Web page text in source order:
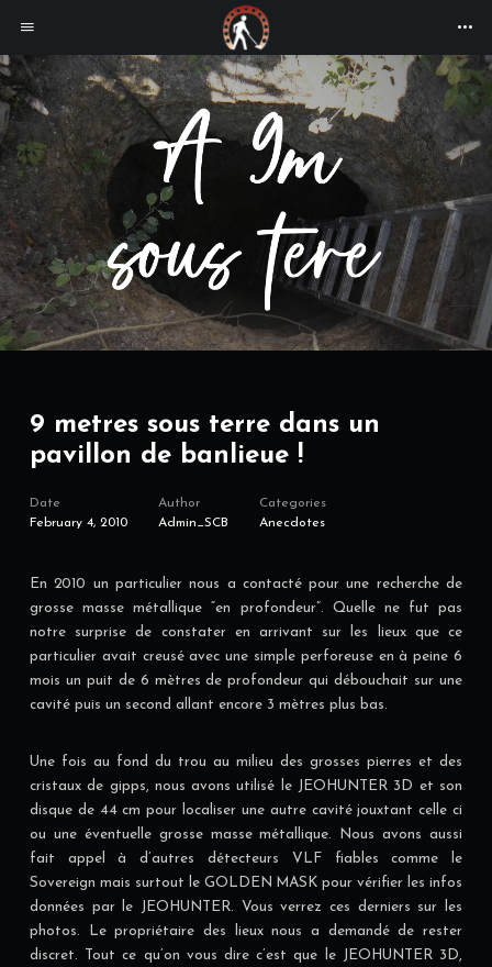
9 metres sous terre dans un
pavillon de banlieue !
Date
February 4, 2010
Author
Admin_SCB
Categories
Anecdotes
En 2010 un particulier nous a contacté pour une recherche de
grosse masse métallique “en profondeur”. Quelle ne fut pas
notre surprise de constater en arrivant sur les lieux que ce
particulier avait creusé avec une simple perforeuse en à peine 6
mois un puit de 6 mètres de profondeur qui débouchait sur une
cavité puis un second allant encore 3 mètres plus bas.
Une fois au fond du trou au milieu des grosses pierres et des
cristaux de gipps, nous avons utilisé le JEOHUNTER 3D et son
disque de 44 cm pour localiser une autre cavité jouxtant celle ci
ou une éventuelle grosse masse métallique. Nous avons aussi
fait appel à d’autres détecteurs VLF fiables comme le
Sovereign mais surtout le GOLDEN MASK pour vérifier les infos
données par le JEOHUNTER. Vous verrez ces derniers sur les
photos. Le propriétaire des lieux nous a demandé de rester
discret. Tout ce qu’on vous dire c’est que le JEOHUNTER 3D,